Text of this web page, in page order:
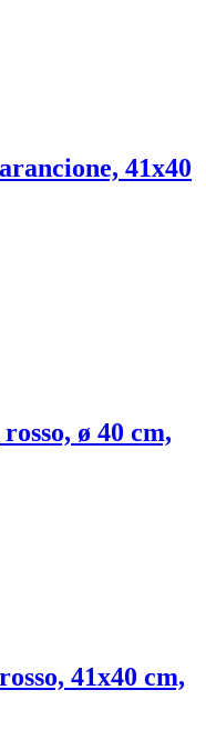
41x40
ø 40 cm,
41x40 cm,